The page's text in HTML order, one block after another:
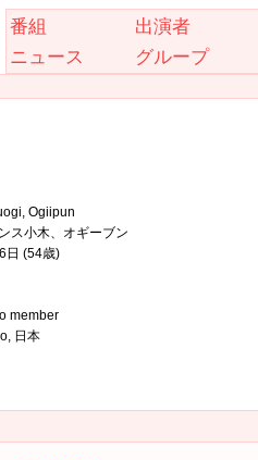
番組
出演者
ニュース
グループ
Ogiipun
ス小木、オギーブン
日 (54歳)
member
日本